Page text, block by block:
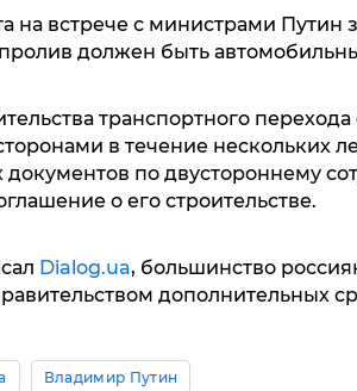
на встрече с министрами Путин
должен быть
транспортного
в течение нескольких
документов по двустороннему
о его строительстве.
Dialog.ua, большинство
дополнительных
Владимир Путин